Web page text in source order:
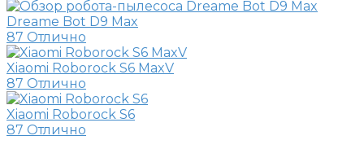
Dreame Bot D9 Max
87 Отлично
Xiaomi Roborock S6 MaxV
87 Отлично
Xiaomi Roborock S6
87 Отлично